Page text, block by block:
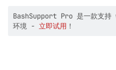
BashSupport Pro 是一款支
环境 - 立即试用 ！